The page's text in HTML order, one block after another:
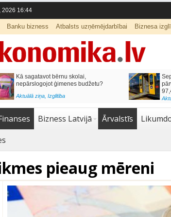
2026 16:44
Banku bizness Atbalsts uzņēmējdarbībai Biznesa
Kā sagatavot bērnu skolai,
nepārslogojot ģimenes budžetu?
Aktuālā ziņa, Izglītība
Bizness Latvijā Ārvalstīs
pieaug mēreni